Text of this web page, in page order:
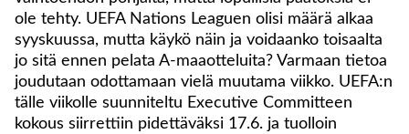
ole tehty. UEFA Nations Leaguen olisi määrä alkaa
syyskuussa, mutta käykö näin ja voidaanko toisaalta
jo sitä ennen pelata A-maaotteluita? Varmaan tietoa
joudutaan odottamaan vielä muutama viikko. UEFA:n
tälle viikolle suunniteltu Executive Committeen
kokous siirrettiin pidettäväksi 17.6. ja tuolloin